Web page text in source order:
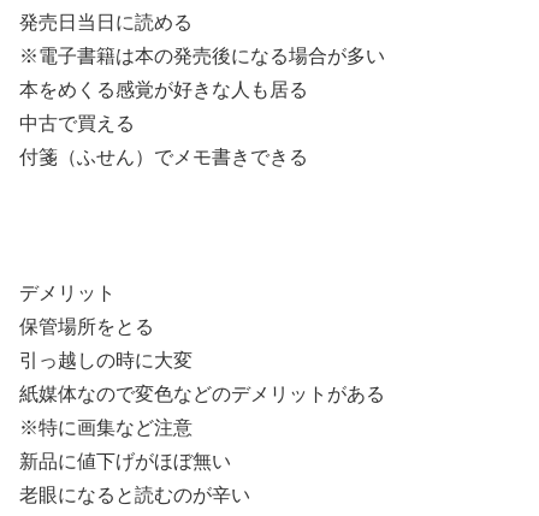
発売日当日に読める
※電子書籍は本の発売後になる場合が多い
本をめくる感覚が好きな人も居る
中古で買える
付箋（ふせん）でメモ書きできる
デメリット
保管場所をとる
引っ越しの時に大変
紙媒体なので変色などのデメリットがある
※特に画集など注意
新品に値下げがほぼ無い
老眼になると読むのが辛い